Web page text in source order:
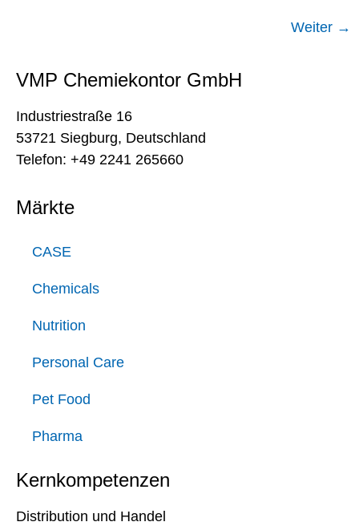
Weiter →
VMP Chemiekontor GmbH
Industriestraße 16
53721 Siegburg, Deutschland
Telefon: +49 2241 265660
Märkte
CASE
Chemicals
Nutrition
Personal Care
Pet Food
Pharma
Kernkompetenzen
Distribution und Handel